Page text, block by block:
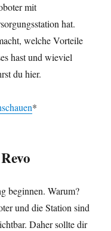
mit
hat.
welche Vorteile
hast und wieviel
du hier.
*
beginnen. Warum?
und die Station sind
Daher sollte dir